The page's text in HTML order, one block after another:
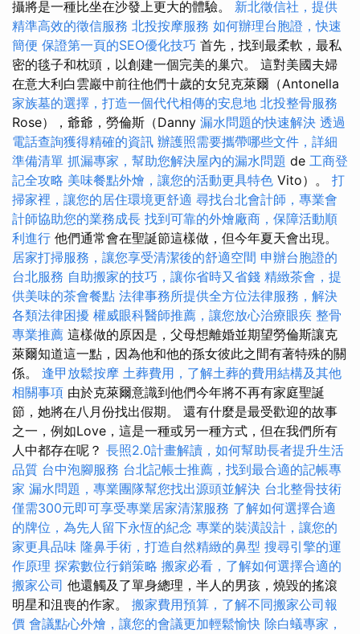
攝將是一種比坐在沙發上更大的體驗。 新北徵信社，提供
精準高效的徵信服務 北投按摩服務 如何辦理台胞證，快速
簡便 保證第一頁的SEO優化技巧 首先，找到最柔軟，最私
密的毯子和枕頭，以創建一個完美的巢穴。 這對美國夫婦
在意大利白雲巖中前往他們十歲的女兒克萊爾（Antonella
家族墓的選擇，打造一個代代相傳的安息地 北投整骨服務
Rose），爺爺，勞倫斯（Danny 漏水問題的快速解決 透過
電話查詢獲得精確的資訊 辦護照需要攜帶哪些文件，詳細
準備清單 抓漏專家，幫助您解決屋內的漏水問題 de 工商登
記全攻略 美味餐點外燴，讓您的活動更具特色 Vito）。 打
掃家裡，讓您的居住環境更舒適 尋找台北會計師，專業會
計師協助您的業務成長 找到可靠的外燴廠商，保障活動順
利進行 他們通常會在聖誕節這樣做，但今年夏天會出現。
居家打掃服務，讓您享受清潔後的舒適空間 申辦台胞證的
台北服務 自助搬家的技巧，讓你省時又省錢 精緻茶會，提
供美味的茶會餐點 法律事務所提供全方位法律服務，解決
各類法律困擾 權威眼科醫師推薦，讓您放心治療眼疾 整骨
專業推薦 這樣做的原因是，父母想離婚並期望勞倫斯讓克
萊爾知道這一點，因為他和他的孫女彼此之間有著特殊的關
係。 逢甲放鬆按摩 土葬費用，了解土葬的費用結構及其他
相關事項 由於克萊爾意識到他們今年將不再有家庭聖誕
節，她將在八月份找出假期。 還有什麼是最受歡迎的故事
之一，例如Love，這是一種或另一種方式，但在我們所有
人中都存在呢？ 長照2.0計畫解讀，如何幫助長者提升生活
品質 台中泡腳服務 台北記帳士推薦，找到最合適的記帳專
家 漏水問題，專業團隊幫您找出源頭並解決 台北整骨技術
僅需300元即可享受專業居家清潔服務 了解如何選擇合適
的牌位，為先人留下永恆的紀念 專業的裝潢設計，讓您的
家更具品味 隆鼻手術，打造自然精緻的鼻型 搜尋引擎的運
作原理 探索數位行銷策略 搬家必看，了解如何選擇合適的
搬家公司 他還觸及了單身總理，半人的男孩，燒毀的搖滾
明星和沮喪的作家。 搬家費用預算，了解不同搬家公司報
價 會議點心外燴，讓您的會議更加輕鬆愉快 除白蟻專家，